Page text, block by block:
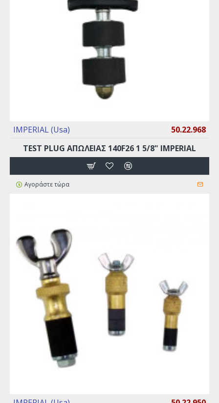
IMPERIAL (Usa)
50.22.968
TEST PLUG ΑΠΩΛΕΙΑΣ 140F26 1 5/8" IMPERIAL
Αγοράστε τώρα